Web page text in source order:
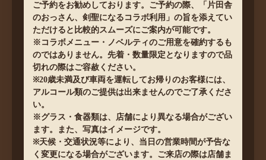
ご予約をお勧めしております。ご予約の際、「片田舎
のおっさん、剣聖になるコラボ利用」の旨を添えてい
ただけると比較的スムーズにご案内が可能です。
※コラボメニュー・ノベルティのご用意を確約するも
のではありません。先着・数量限定となりますので品
切れの際はご容赦ください。
※20歳未満及び車両を運転してお帰りのお客様には、
アルコール類のご提供は出来ませんのでご了承くださ
い。
※グラス・食器類は、店舗により異なる場合がござい
ます。また、写真はイメージです。
※天候・交通状況等により、当日の営業時間が予告な
く変更になる場合がございます。ご来店の際は店舗ま